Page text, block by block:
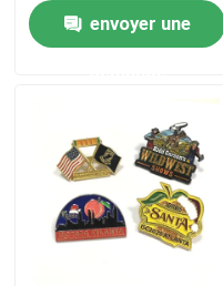
Vidéos
Visite d'usine
Contrôle de la qualité
envoyer une